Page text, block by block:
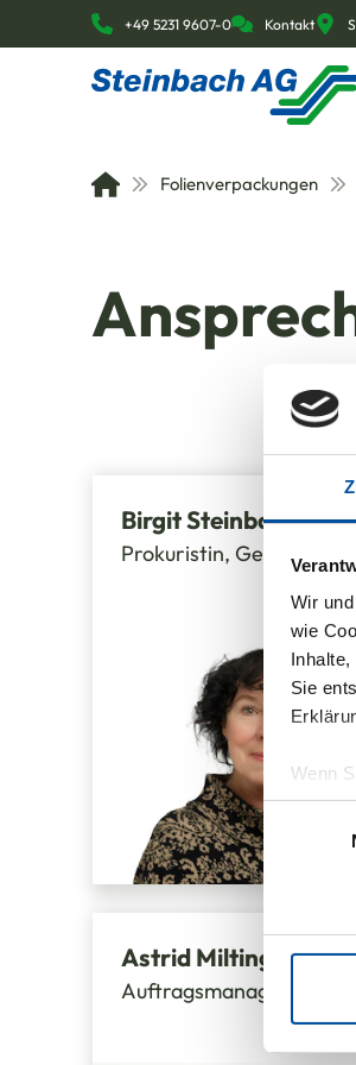
Wir und
wie
Sie
Wenn
Wir
und
+49 5231 9607-0 Kontakt
Folienverpackungen
Birgit Steinbach
Prokuristin,
Astrid Milting
Auftragsmanagement,